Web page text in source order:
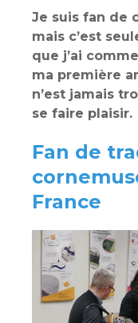
Je suis fan de
mais c’est
que j’ai
ma première
n’est jamais
se faire plaisir.
Fan de
France